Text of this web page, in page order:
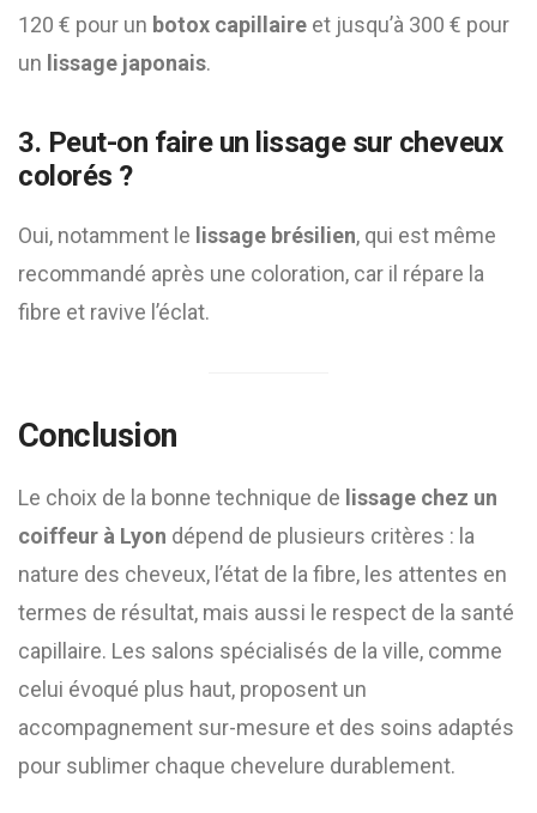
120 € pour un botox capillaire et jusqu’à 300 € pour
un lissage japonais.
3. Peut-on faire un lissage sur cheveux
colorés ?
Oui, notamment le lissage brésilien, qui est même
recommandé après une coloration, car il répare la
fibre et ravive l’éclat.
Conclusion
Le choix de la bonne technique de lissage chez un
coiffeur à Lyon dépend de plusieurs critères : la
nature des cheveux, l’état de la fibre, les attentes en
termes de résultat, mais aussi le respect de la santé
capillaire. Les salons spécialisés de la ville, comme
celui évoqué plus haut, proposent un
accompagnement sur-mesure et des soins adaptés
pour sublimer chaque chevelure durablement.